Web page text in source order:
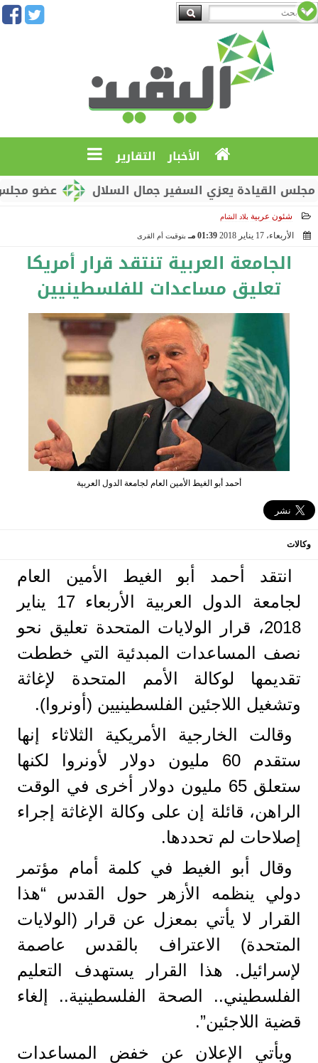
الأخبار التقارير
عضو مجلس
يعزي السفير جمال السلال
شئون عربية بلاد الشام
الأربعاء، 17 يناير 2018 01:39 مـ بتوقيت أم القرى
الجامعة العربية تنتقد قرار أمريكا
تعليق مساعدات للفلسطينيين
أحمد أبو الغيط الأمين العام لجامعة الدول العربية
وكالات
انتقد أحمد أبو الغيط الأمين العام
لجامعة الدول العربية الأربعاء 17 يناير
2018، قرار الولايات المتحدة تعليق نحو
نصف المساعدات المبدئية التي خططت
تقديمها لوكالة الأمم المتحدة لإغاثة
وتشغيل اللاجئين الفلسطينيين (أونروا).
وقالت الخارجية الأمريكية الثلاثاء إنها
ستقدم 60 مليون دولار لأونروا لكنها
ستعلق 65 مليون دولار أخرى في الوقت
الراهن، قائلة إن على وكالة الإغاثة إجراء
إصلاحات لم تحددها.
وقال أبو الغيط في كلمة أمام مؤتمر
دولي ينظمه الأزهر حول القدس “هذا
القرار لا يأتي بمعزل عن قرار (الولايات
المتحدة) الاعتراف بالقدس عاصمة
لإسرائيل. هذا القرار يستهدف التعليم
الفلسطيني.. الصحة الفلسطينية.. إلغاء
قضية اللاجئين”.
ويأتي الإعلان عن خفض المساعدات